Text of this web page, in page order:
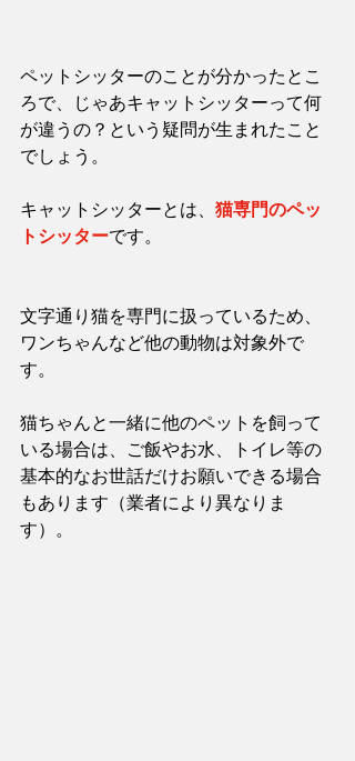
ペットシッターのことが分かったとこ
ろで、じゃあキャットシッターって何
が違うの？という疑問が生まれたこと
でしょう。
キャットシッターとは、 猫専門のペッ
トシッターです。
文字通り猫を専門に扱っているため、
ワンちゃんなど他の動物は対象外で
す。
猫ちゃんと一緒に他のペットを飼って
いる場合は、ご飯やお水、トイレ等の
基本的なお世話だけお願いできる場合
もあります（業者により異なりま
す）。